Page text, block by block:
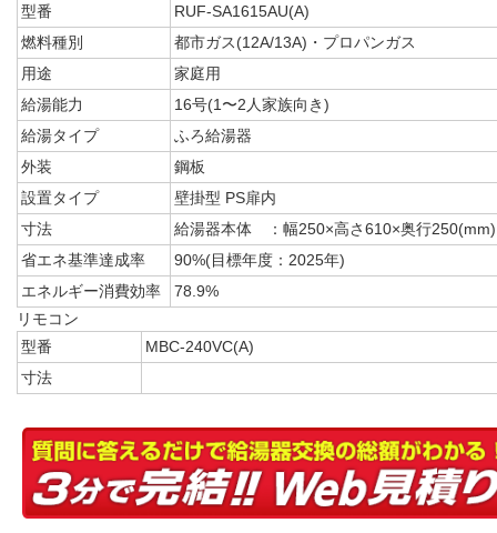
型番
RUF-SA1615AU(A)
燃料種別
都市ガス(12A/13A)・プロパンガス
用途
家庭用
給湯能力
16号(1〜2人家族向き)
給湯タイプ
ふろ給湯器
外装
鋼板
設置タイプ
壁掛型 PS扉内
寸法
給湯器本体 ：幅250×高さ610×奥行250(mm)
省エネ基準達成率
90%(目標年度：2025年)
エネルギー消費効率
78.9%
リモコン
型番
MBC-240VC(A)
寸法